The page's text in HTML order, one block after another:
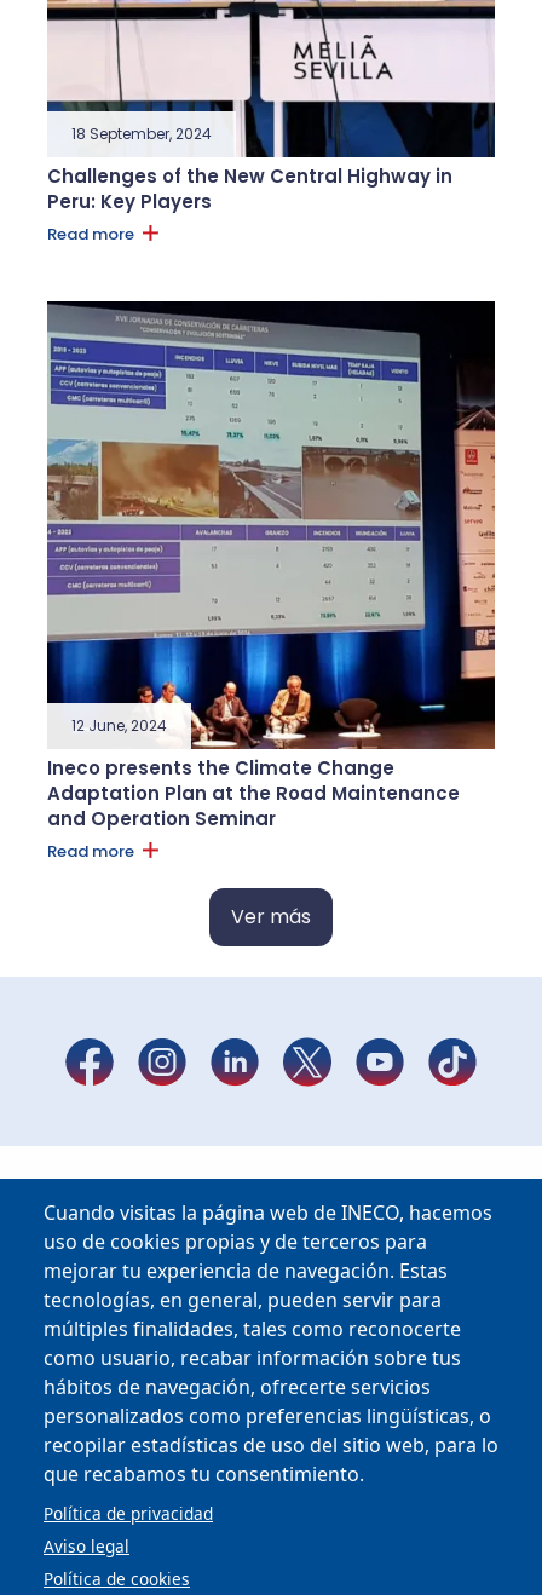
Cuando visitas la página web de INECO, hacemos
uso de cookies propias y de terceros para
mejorar tu experiencia de navegación. Estas
tecnologías, en general, pueden servir para
múltiples finalidades, tales como reconocerte
como usuario, recabar información sobre tus
hábitos de navegación, ofrecerte servicios
personalizados como preferencias lingüísticas, o
recopilar estadísticas de uso del sitio web, para lo
que recabamos tu consentimiento.
Política de privacidad
Aviso legal
Política de cookies
18 September, 2024
Challenges of the New Central Highway in
Peru: Key Players
Read more
12 June, 2024
Ineco presents the Climate Change
Adaptation Plan at the Road Maintenance
and Operation Seminar
Read more
Ver más
Copyright © 2025
MENU FOOTER
CONTRACTOR PROFILE
VIRTUAL OFFICE
COMPLIANCE AND ETHICS
LEGAL NOTICE
CONTACT